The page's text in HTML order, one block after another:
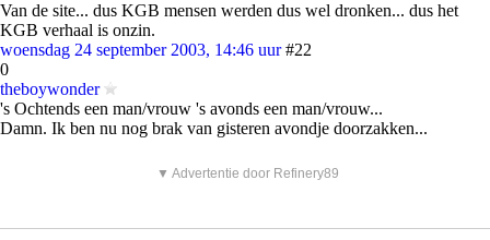
Van de site... dus KGB mensen werden dus wel dronken... dus het
KGB verhaal is onzin.
woensdag 24 september 2003, 14:46 uur #22
0
theboywonder
's Ochtends een man/vrouw 's avonds een man/vrouw...
Damn. Ik ben nu nog brak van gisteren avondje doorzakken...
▼ Advertentie door Refinery89